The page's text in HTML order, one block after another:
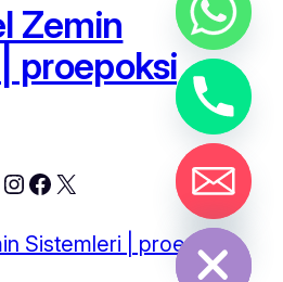
Zemin
proepoksi
Instagram
Facebook
X
Sistemleri | proepoksi
Hide
chaty